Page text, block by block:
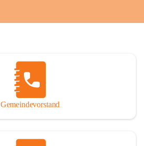
Gemeindevorstand